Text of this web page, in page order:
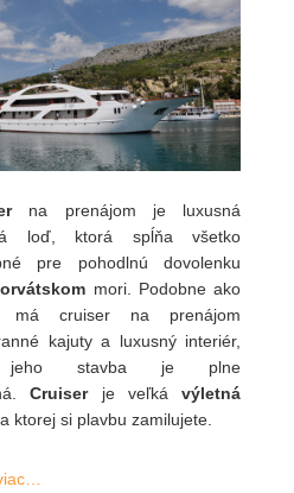
na prenájom je luxusná
loď, ktorá spĺňa všetko
pre pohodlnú dovolenku
mori. Podobne ako
má cruiser na prenájom
kajuty a luxusný interiér,
stavba je plne
Cruiserje veľká výletná
ktorej si plavbu zamilujete.